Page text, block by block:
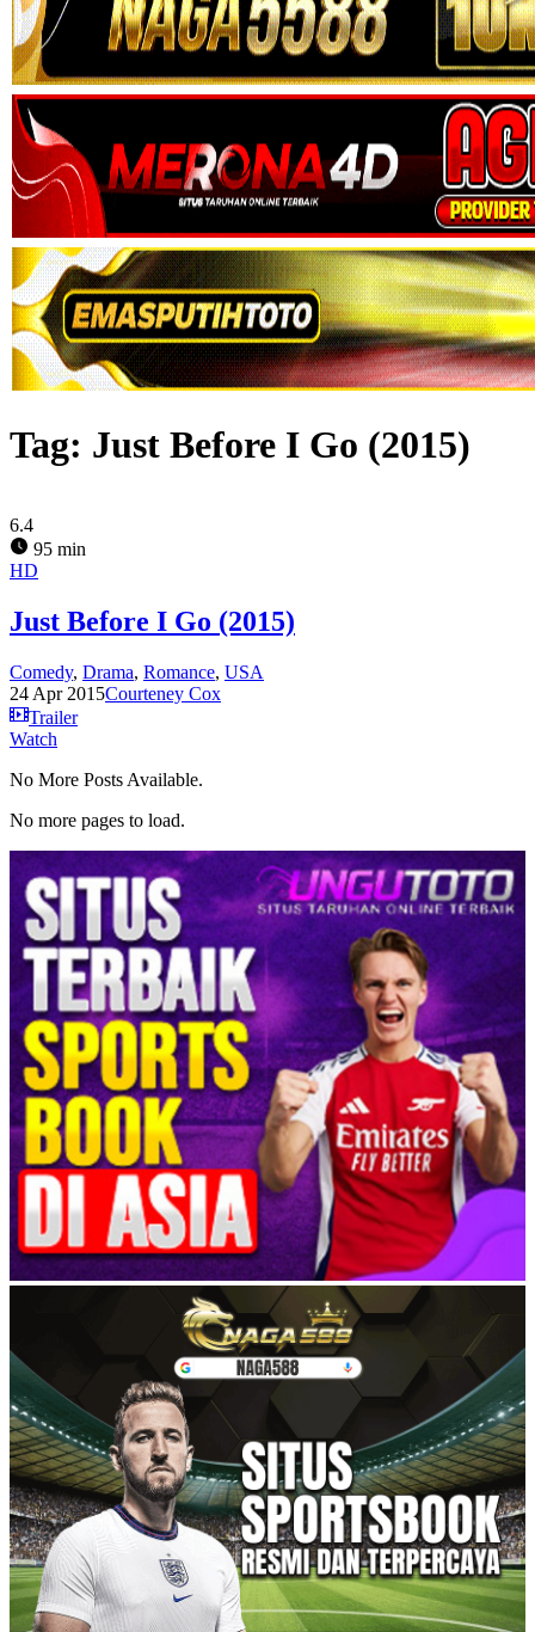
Tag: Just Before I Go (2015)
6.4
95 min
HD
Just Before I Go (2015)
Comedy, Drama, Romance, USA
24 Apr 2015Courteney Cox
Trailer
Watch
No More Posts Available.
No more pages to load.